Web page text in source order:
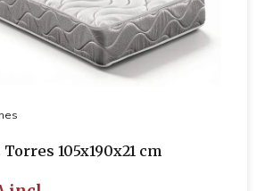
105x190x21 cm